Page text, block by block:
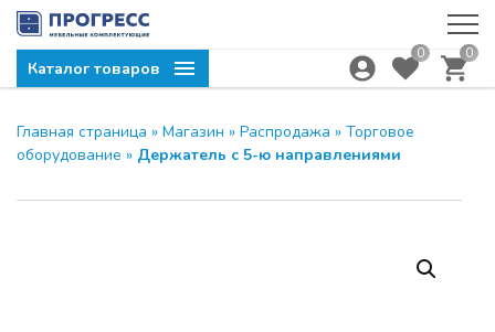
Каталог товаров
0 0
Главная страница » Магазин » Распродажа » Торговое
оборудование » Держатель с 5-ю направлениями
Компания ПРОГРЕСС
приглашает на семинар
ЗАКРЫТЬ